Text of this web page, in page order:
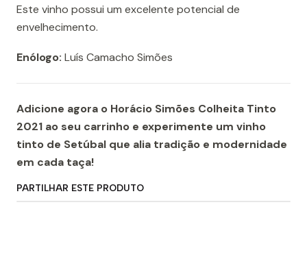
Este vinho possui um excelente potencial de
envelhecimento.
Enólogo: Luís Camacho Simões
Adicione agora o Horácio Simões Colheita Tinto
2021 ao seu carrinho e experimente um vinho
tinto de Setúbal que alia tradição e modernidade
em cada taça!
PARTILHAR ESTE PRODUTO